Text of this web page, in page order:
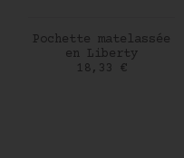
AJOUTER AU PANIER
Pochette matelassée
en Liberty
Prix
18,33 €